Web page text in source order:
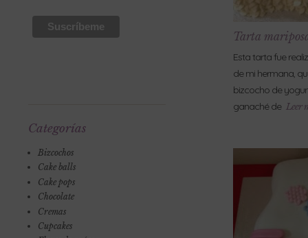
Categorías
Bizcochos
Cake balls
Cake pops
Chocolate
Cremas
Cupcakes
Tarta
Esta tarta fue
de mi hermana,
bizcocho de
ganaché de Leer